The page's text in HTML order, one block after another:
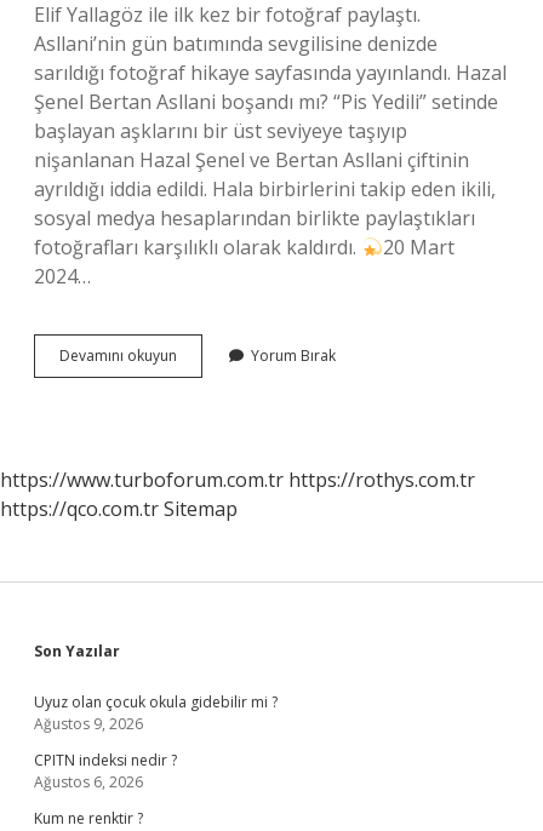
Elif Yallagöz ile ilk kez bir fotoğraf paylaştı.
Asllani’nin gün batımında sevgilisine denizde
sarıldığı fotoğraf hikaye sayfasında yayınlandı. Hazal
Şenel Bertan Asllani boşandı mı? “Pis Yedili” setinde
başlayan aşklarını bir üst seviyeye taşıyıp
nişanlanan Hazal Şenel ve Bertan Asllani çiftinin
ayrıldığı iddia edildi. Hala birbirlerini takip eden ikili,
sosyal medya hesaplarından birlikte paylaştıkları
fotoğrafları karşılıklı olarak kaldırdı.
20 Mart
2024…
Devamını okuyun
Asllani
Yorum Bırak
https://www.turboforum.com.tr https://rothys.com.tr
https://qco.com.trSitemap
Sidebar
Son Yazılar
Uyuz olan çocuk okula gidebilir mi ?
Ağustos 9, 2026
CPITN indeksi nedir ?
Ağustos 6, 2026
Kum ne renktir ?